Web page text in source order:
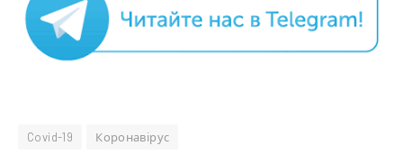
Covid-19 Коронавірус